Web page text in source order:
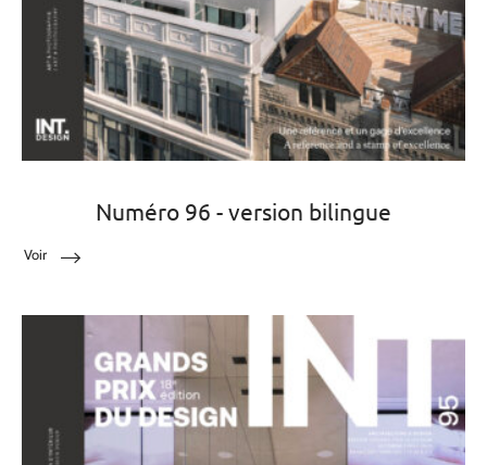
Numéro 96 - version bilingue
Voir